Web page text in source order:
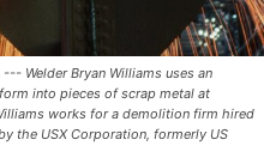
Welder Bryan Williams uses an
into pieces of scrap metal at
works for a demolition firm hired
the USX Corporation, formerly US